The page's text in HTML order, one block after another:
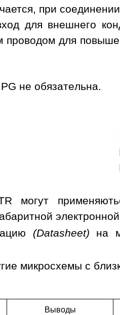
при
для внешнего
для
не обязательна.
могут
(Datasheet) на
микросхемы с
Выводы